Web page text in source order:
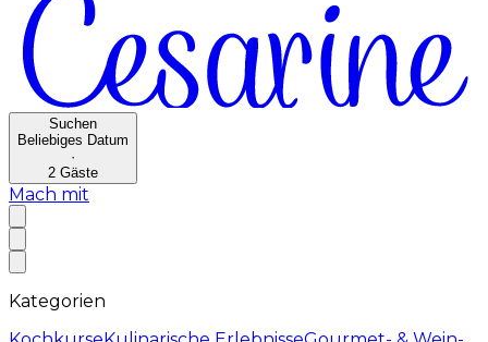
Suchen
Beliebiges Datum
·
2 Gäste
Mach mit
Kategorien